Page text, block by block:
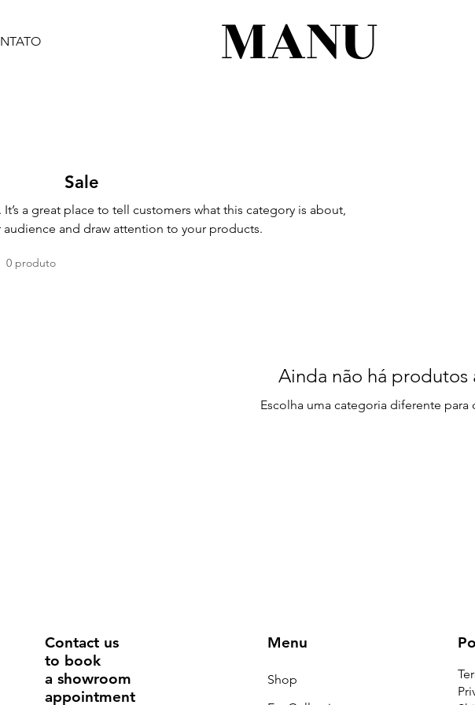
MANU
Sale
a great place to tell customers what this category is about,
and draw attention to your products.
0 produto
Ainda não há produtos
Escolha uma categoria diferente para
Contact us
to book
a showroom
appointment
Menu
Shop